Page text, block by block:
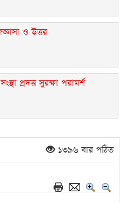
ও উত্তর
প্রদত্ত সুরক্ষা পরামর্শ
১৩৯৬ বার পঠিত